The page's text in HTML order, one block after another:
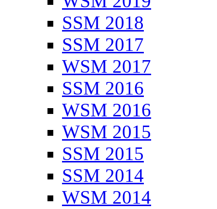
SSM 2018
SSM 2017
WSM 2017
SSM 2016
WSM 2016
WSM 2015
SSM 2015
SSM 2014
WSM 2014